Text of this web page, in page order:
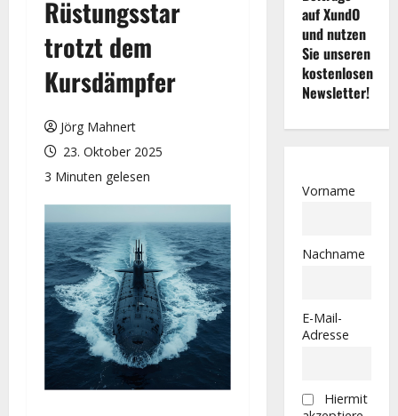
Rüstungsstar
trotzt dem
Kursdämpfer
Jörg Mahnert
23. Oktober 2025
3 Minuten gelesen
auf XundO
und nutzen
Sie unseren
kostenlosen
Newsletter!
Vorname
Nachname
E-Mail-
Adresse
Hiermit